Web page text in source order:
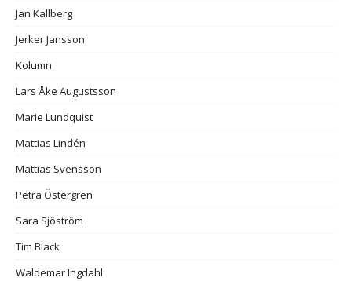
Jan Kallberg
Jerker Jansson
Kolumn
Lars Åke Augustsson
Marie Lundquist
Mattias Lindén
Mattias Svensson
Petra Östergren
Sara Sjöström
Tim Black
Waldemar Ingdahl